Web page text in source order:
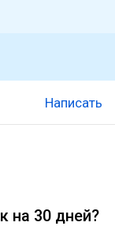
Написать
на 30 дней?